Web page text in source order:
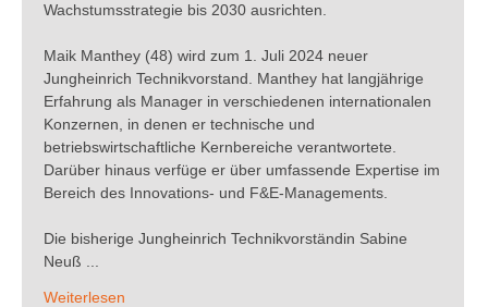
Wachstumsstrategie bis 2030 ausrichten.
Maik Manthey (48) wird zum 1. Juli 2024 neuer
Jungheinrich Technikvorstand. Manthey hat langjährige
Erfahrung als Manager in verschiedenen internationalen
Konzernen, in denen er technische und
betriebswirtschaftliche Kernbereiche verantwortete.
Darüber hinaus verfüge er über umfassende Expertise im
Bereich des Innovations- und F&E-Managements.
Die bisherige Jungheinrich Technikvorständin Sabine
Neuß ...
Weiterlesen